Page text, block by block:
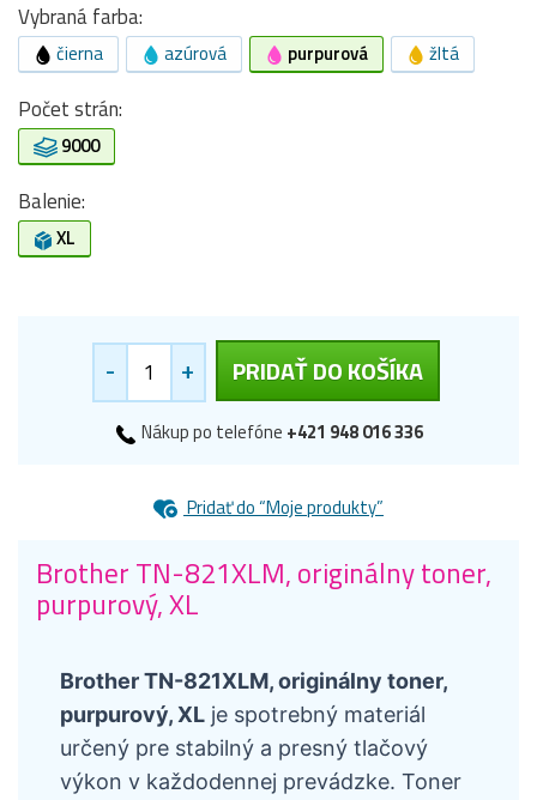
Vybraná farba:
čierna azúrová purpurová žltá
Počet strán:
9000
Balenie:
XL
- + PRIDAŤ DO KOŠÍKA
Nákup po telefóne +421 948 016 336
Pridať do “Moje produkty”
Brother TN-821XLM, originálny toner,
purpurový, XL
Brother TN-821XLM, originálny toner,
purpurový, XL je spotrebný materiál
určený pre stabilný a presný tlačový
výkon v každodennej prevádzke. Toner